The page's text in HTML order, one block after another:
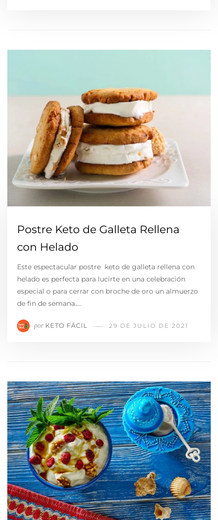
Postre Keto de Galleta Rellena
con Helado
Este espectacular postre keto de galleta rellena con
helado es perfecta para lucirte en una celebración
especial o para cerrar con broche de oro un almuerzo
de fin de semana.…
por KETO FÁCIL 29 DE JULIO DE 2021